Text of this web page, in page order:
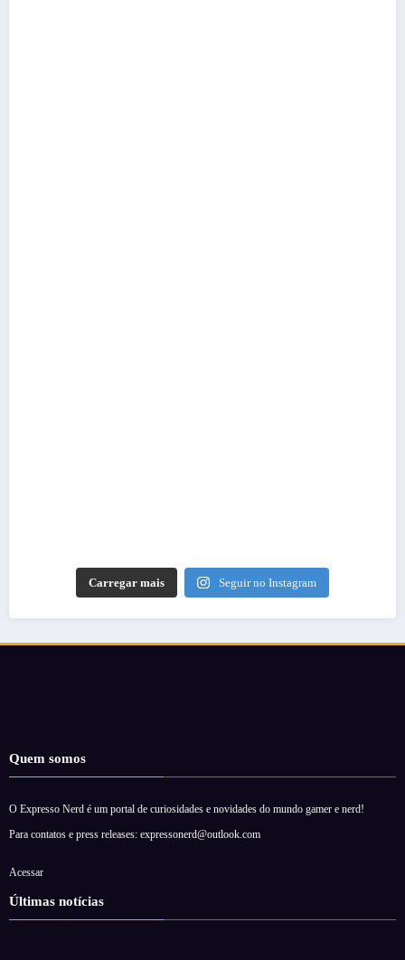
Carregar mais Seguir no Instagram
Quem somos
O Expresso Nerd é um portal de curiosidades e novidades do mundo gamer e nerd!
Para contatos e press releases: expressonerd@outlook.com
Acessar
Últimas notícias